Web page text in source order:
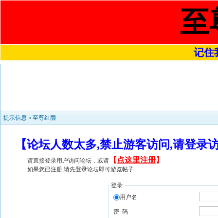
至
记住
提示信息 » 至尊红颜
【论坛人数太多,禁止游客访问,请登
请直接登录用户访问论坛，或请 【 点这里注册】
如果您已注册,请先登录论坛即可游览帖子
登录
用户名
密 码